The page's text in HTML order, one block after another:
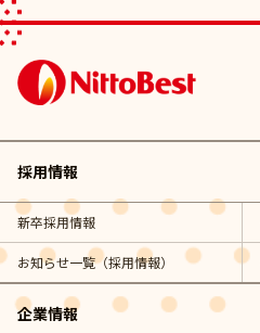
採用情報
新卒採用情報
お知らせ一覧（採用情報）
企業情報